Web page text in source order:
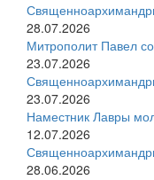
28.07.2026
Митрополит Павел
23.07.2026
23.07.2026
Наместник Лавры
12.07.2026
28.06.2026